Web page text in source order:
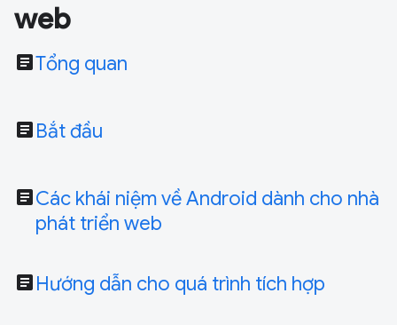
web
articleTổng quan
article Bắt đầu
articleCác khái niệm về Android dành cho nhà
phát triển web
article Hướng dẫn cho quá trình tích hợp